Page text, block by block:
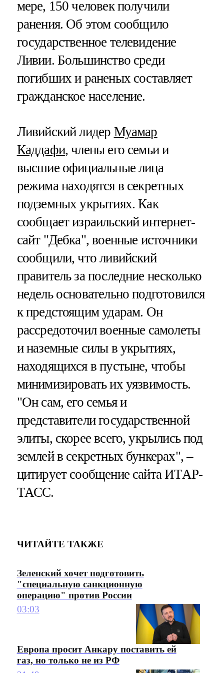
мере, 150 человек получили
ранения. Об этом сообщило
государственное телевидение
Ливии. Большинство среди
погибших и раненых составляет
гражданское население.
Ливийский лидер Муамар
Каддафи, члены его семьи и
высшие официальные лица
режима находятся в секретных
подземных укрытиях. Как
сообщает израильский интернет-
сайт "Дебка", военные источники
сообщили, что ливийский
правитель за последние несколько
недель основательно подготовился
к предстоящим ударам. Он
рассредоточил военные самолеты
и наземные силы в укрытиях,
находящихся в пустыне, чтобы
минимизировать их уязвимость.
"Он сам, его семья и
представители государственной
элиты, скорее всего, укрылись под
землей в секретных бункерах", –
цитирует сообщение сайта ИТАР-
ТАСС.
ЧИТАЙТЕ ТАКЖЕ
Зеленский хочет подготовить
"специальную санкционную
операцию" против России
03:03
Европа просит Анкару поставить ей
газ, но только не из РФ